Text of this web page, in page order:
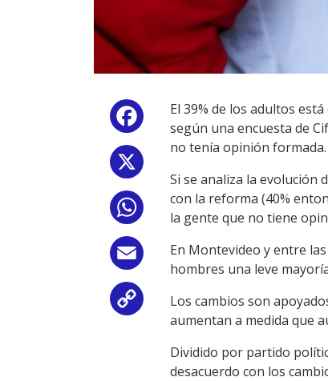
Facebook
WhatsApp
Email
Copy
El 39% de los adultos
según una encuesta de
no tenía opinión formada.
Si se analiza la evolución
con la reforma (40%
la gente que no tiene
En Montevideo y entre
hombres una leve
Los cambios son
aumentan a medida que
Dividido por partido
desacuerdo con los